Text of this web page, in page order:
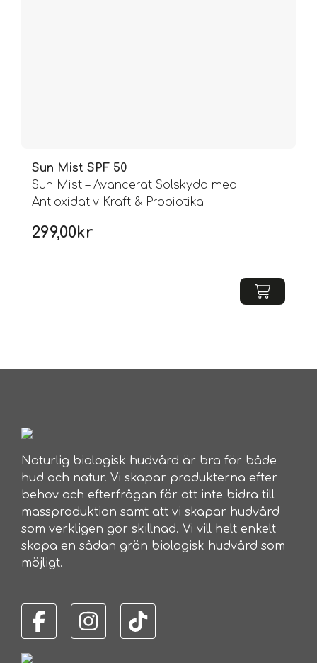
Sun Mist SPF 50
Sun Mist – Avancerat Solskydd med
Antioxidativ Kraft & Probiotika
299,00kr
Naturlig biologisk hudvård är bra för både
hud och natur. Vi skapar produkterna efter
behov och efterfrågan för att inte bidra till
massproduktion samt att vi skapar hudvård
som verkligen gör skillnad. Vi vill helt enkelt
skapa en sådan grön biologisk hudvård som
möjligt.